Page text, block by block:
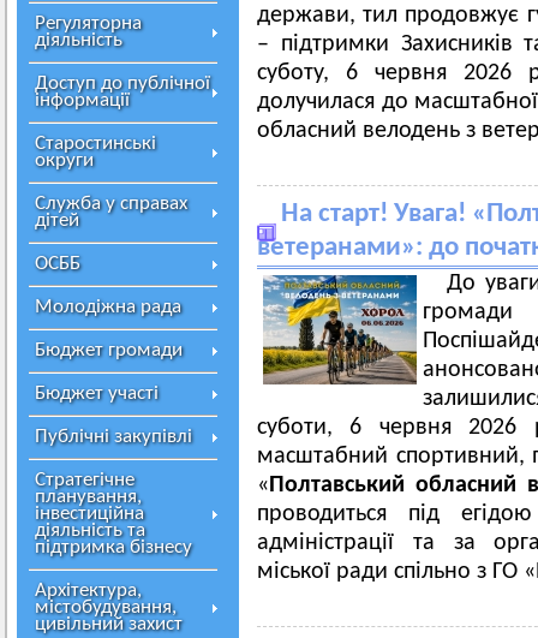
Регуляторна
діяльність
Доступ до публічної
інформації
Старостинські
округи
Служба у справах
дітей
ОСББ
Молодіжна рада
Бюджет громади
Бюджет участі
Публічні закупівлі
Стратегічне
планування,
інвестиційна
діяльність та
підтримка бізнесу
Архітектура,
містобудування,
цивільний захист
держави, тил продовжує
– підтримки Захисників
суботу, 6 червня 2026
долучилася до
обласний велодень з
На старт! Увага!
ветеранами»: до
До
громади
суботи, 6 червня 2026
масштабний спортивний,
«Полтавський обласний
проводиться під егідою
адміністрації та за
міської ради спільно з